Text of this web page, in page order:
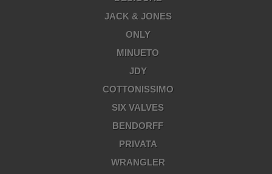
JACK & JONES
ONLY
MINUETO
JDY
COTTONISSIMO
SIX VALVES
BENDORFF
PRIVATA
WRANGLER